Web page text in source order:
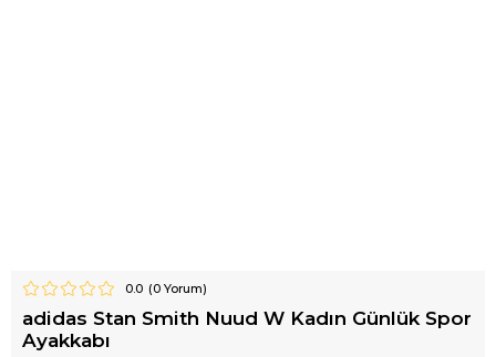
0.0 (0Yorum)
adidas Stan Smith Nuud W Kadın Günlük Spor
Ayakkabı